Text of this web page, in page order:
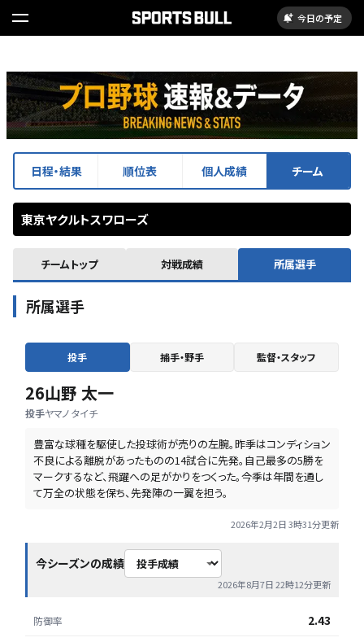
今日の予定
日程・結果 順位表 個人成績 チーム
東京ヤクルトスワローズ
チームトップ 対戦成績 所属選手
所属選手
投手 捕手・野手 監督・スタッフ
26
投手
山野 太一
ヤマノ タイチ
豊富な球種を駆使した投球術が売りの左腕。昨季はコンディション
不良による離脱があったものの14試合に先発。自己最多の5勝を
マークするなど、飛躍への足がかりをつくった。今季は年間を通し
て万全の状態を保ち、先発陣の一翼を担う。
2026年2月2日 3時31分更新
今シーズンの成績
2026年8月7日 22時12分更新
防御率 2.43